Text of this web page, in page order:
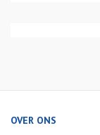
OVER ONS